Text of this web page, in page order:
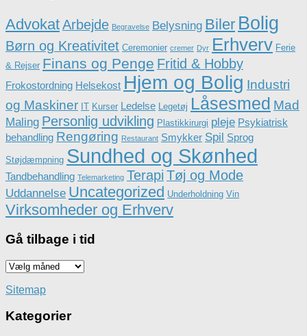
AdvokatArbejde Begravelse Belysning Biler Bolig
Børn og Kreativitet Ceremonier cremer Dyr Erhverv Ferie
& Rejser Finans og Penge Fritid & Hobby
Frokostordning Helsekost Hjem og Bolig Industri
og Maskiner IT Kurser Ledelse Legetøj Låsesmed Mad
Maling Personlig udvikling Plastikkirurgi pleje Psykiatrisk
behandling Rengøring Restaurant Smykker Spil Sprog
Støjdæmpning Sundhed og Skønhed
Tandbehandling Telemarketing Terapi Tøj og Mode
Uddannelse Uncategorized Underholdning Vin
Virksomheder og Erhverv
Gå tilbage i tid
Gå
iSitemap
Kategorier